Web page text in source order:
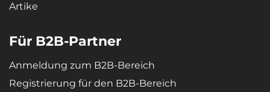
Artike
Für B2B-Partner
Anmeldung zum B2B-Bereich
Registrierung für den B2B-Bereich